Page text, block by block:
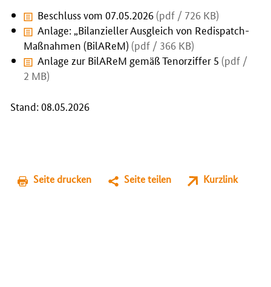
Beschluss vom 07.05.2026 (pdf / 726 KB)
Anlage: „Bilanzieller Ausgleich von Redispatch-
Maßnahmen (BilAReM) (pdf / 366 KB)
Anlage zur BilAReM gemäß Tenorziffer 5 (pdf /
2 MB)
Stand: 08.05.2026
Seite drucken Seite teilen Kurzlink